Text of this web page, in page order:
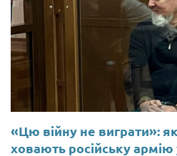
«Цю війну не виграти»: як
ховають російську